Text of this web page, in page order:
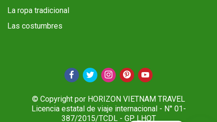
La ropa tradicional
Las costumbres
© Copyright por HORIZON VIETNAM TRAVEL
Licencia estatal de viaje internacional - N° 01-
387/2015/TCDL - GP LHQT